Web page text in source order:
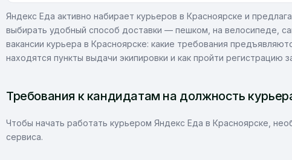
Яндекс Еда активно набирает курьеров в Красноярске и
выбирать удобный способ доставки — пешком, на велосипеде,
вакансии курьера в Красноярске: какие требования
находятся пункты выдачи экипировки и как пройти регистрацию
Требования к кандидатам на должность
Чтобы начать работать курьером Яндекс Еда в Красноярске,
сервиса.